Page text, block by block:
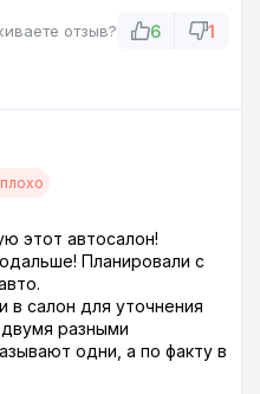
туда и обратно оплатят.
кредит на мужа
нашим возможностям мы
X-line, 2020 г, пробег 50
владельцами,
пр. Конечно мы ее не
надо было сначала
на авто,
таки нам пообещали
ОСАГО бесплатно.
отзыв? 6 1
этот автосалон!
Планировали с
в салон для уточнения
разными
одни, а по факту в